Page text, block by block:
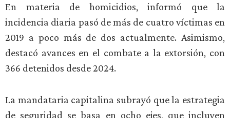
En materia de homicidios, informó que la
incidencia diaria pasó de más de cuatro víctimas en
2019 a poco más de dos actualmente. Asimismo,
destacó avances en el combate a la extorsión, con
366 detenidos desde 2024.
La mandataria capitalina subrayó que la estrategia
de seguridad se basa en ocho ejes, que incluyen